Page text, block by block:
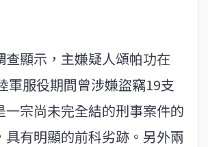
查顯示，主嫌疑人頌帕功在
軍服役期間曾涉嫌盜竊19支
一宗尚未完全結的刑事案件的
具有明顯的前科劣跡。另外兩